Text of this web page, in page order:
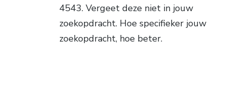
4543. Vergeet deze niet in jouw
zoekopdracht. Hoe specifieker jouw
zoekopdracht, hoe beter.